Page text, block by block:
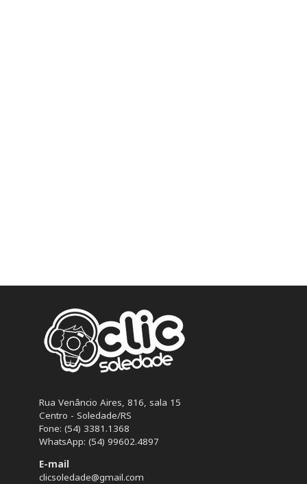
Rua Venâncio Aires, 816, sala 15
Centro - Soledade/RS
Fone: (54) 3381.1368
WhatsApp: (54) 99602.4897
E-mail
clicsoledade@gmail.com